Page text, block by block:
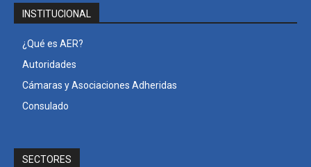
INSTITUCIONAL
¿Qué es AER?
Autoridades
Cámaras y Asociaciones Adheridas
Consulado
SECTORES